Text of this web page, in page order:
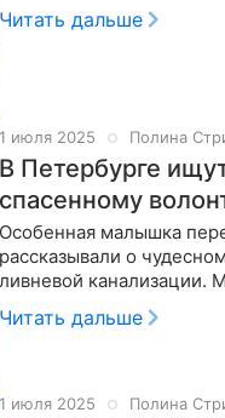
место выехали
Читать дальше
1 июля 2025 Полина
В Петербурге
спасенному
Особенная малышка
рассказывали о
ливневой канализации.
санкт-петербургской
Читать дальше
1 июля 2025 Полина